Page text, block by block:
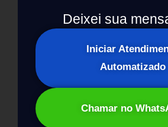
Deixei sua
Iniciar
Automatizado
Chamar no